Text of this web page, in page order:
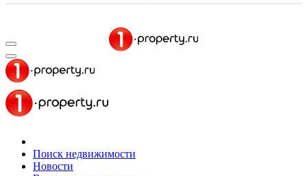
Поиск недвижимости
Новости